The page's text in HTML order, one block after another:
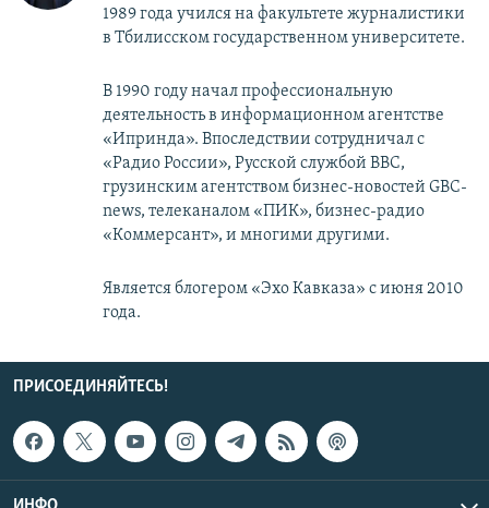
1989 года учился на факультете журналистики
в Тбилисском государственном университете.
В 1990 году начал профессиональную
деятельность в информационном агентстве
«Ипринда». Впоследствии сотрудничал с
«Радио России», Русской службой BBC,
грузинским агентством бизнес-новостей GBC-
news, телеканалом «ПИК», бизнес-радио
«Коммерсант», и многими другими.
Является блогером «Эхо Кавказа» с июня 2010
года.
ПРИСОЕДИНЯЙТЕСЬ!